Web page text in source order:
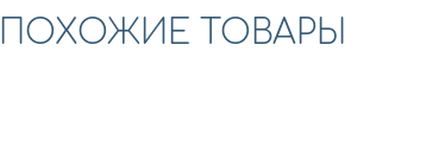
ПОХОЖИЕ ТОВАРЫ